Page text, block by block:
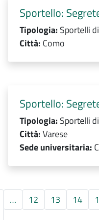
Sportello:
Tipologia: Sportelli
Città: Como
Sportello:
Tipologia: Sportelli
Città:Varese
Sede universitaria:
precedente
… 12 13 14